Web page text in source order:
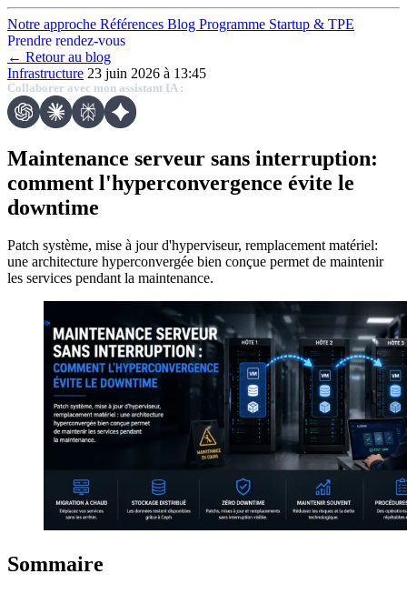
Notre approche Références Blog Programme Startup & TPE
Prendre rendez-vous
← Retour au blog
Infrastructure 23 juin 2026 à 13:45
Collaborer avec mon assistant IA :
Maintenance serveur sans interruption:
comment l'hyperconvergence évite le
downtime
Patch système, mise à jour d'hyperviseur, remplacement matériel:
une architecture hyperconvergée bien conçue permet de maintenir
les services pendant la maintenance.
Sommaire